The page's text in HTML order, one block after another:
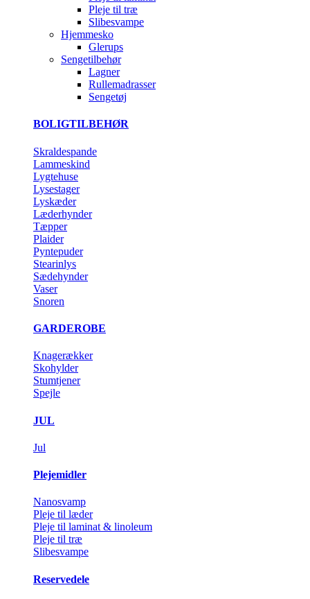
Pleje til træ
Slibesvampe
Hjemmesko
Glerups
Sengetilbehør
Lagner
Rullemadrasser
Sengetøj
BOLIGTILBEHØR
Skraldespande
Lammeskind
Lygtehuse
Lysestager
Lyskæder
Læderhynder
Tæpper
Plaider
Pyntepuder
Stearinlys
Sædehynder
Vaser
Snoren
GARDEROBE
Knagerækker
Skohylder
Stumtjener
Spejle
JUL
Jul
Plejemidler
Nanosvamp
Pleje til læder
Pleje til laminat & linoleum
Pleje til træ
Slibesvampe
Reservedele